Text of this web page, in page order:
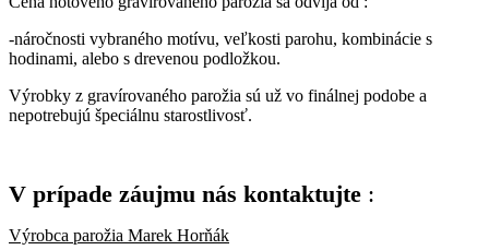
-náročnosti vybraného motívu, veľkosti parohu, kombinácie s
hodinami, alebo s drevenou podložkou.
Výrobky z gravírovaného parožia sú už vo finálnej podobe a
nepotrebujú špeciálnu starostlivosť.
V prípade záujmu nás kontaktujte :
Výrobca parožia Marek Horňák